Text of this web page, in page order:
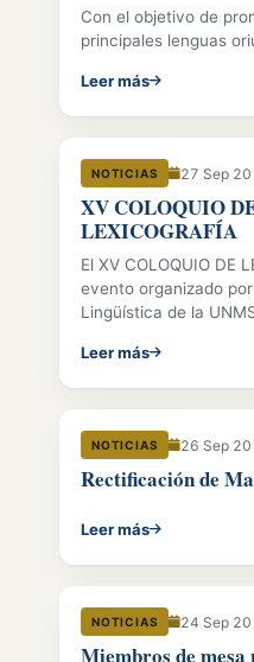
Con el objetivo de
principales lenguas
Leer más
NOTICIAS 27 Sep
XV COLOQUIO
LEXICOGRAFÍA
El XV COLOQUIO DE
evento organizado
Lingüística de la
Leer más
NOTICIAS 26 Sep
Rectificación de
Leer más
NOTICIAS 24 Sep
Miembros de